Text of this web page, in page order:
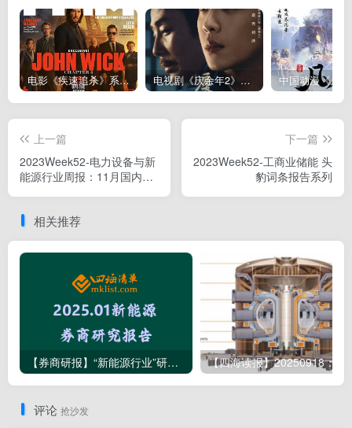
电影《疾速追杀》系列John Wick（1~5部）全集下载，更新2025芭蕾杀姬 电视剧《庆余年2》高清下载–连载至36集（全36集更新完）（第1,2季合集下载）
上一篇
2023Week52-电力设备与新
能源行业周报：11月国内光
下一篇
2023Week52-工商业储能 头
豹词条报告系列
相关推荐
【券商研报】“新能源行业”研究报告清单（2025.01月145篇）
评论 抢沙发